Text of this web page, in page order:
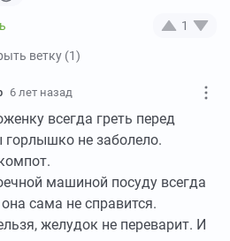
1
ветку (1)
6 лет назад
всегда греть перед
горлышко не заболело.
машиной посуду всегда
сама не справится.
желудок не переварит. И